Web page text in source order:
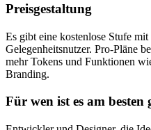
Preisgestaltung
Es gibt eine kostenlose Stufe
Gelegenheitsnutzer. Pro-Pläne
mehr Tokens und Funktionen
Branding.
Für wen ist es am besten